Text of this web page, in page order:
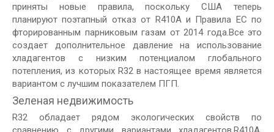
приняты новые правила, поскольку США теперь
планируют поэтапный отказ от R410A и Правила ЕС по
фторированным парниковым газам от 2014 года.Все это
создает дополнительное давление на использование
хладагентов с низким потенциалом глобального
потепления, из которых R32 в настоящее время является
вариантом с лучшим показателем ПГП.
Зеленая недвижимость
R32 обладает рядом экологических свойств по